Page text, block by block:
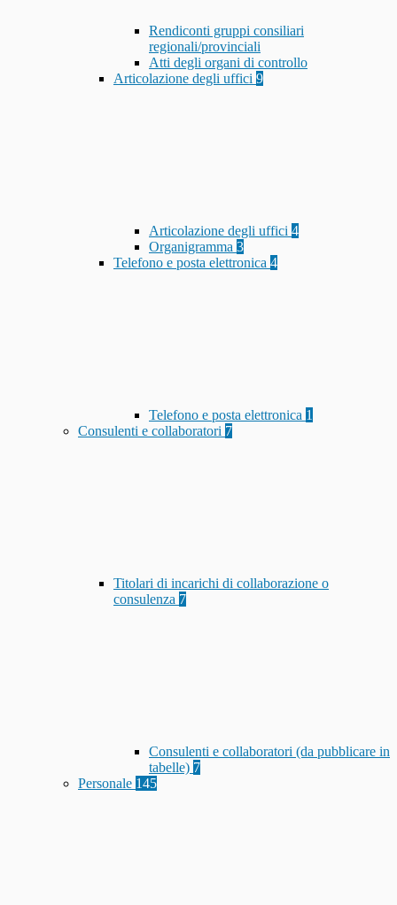
Rendiconti gruppi consiliari
regionali/provinciali
Atti degli organi di controllo
Articolazione degli uffici 9
Articolazione degli uffici 4
Organigramma 3
Telefono e posta elettronica 4
Telefono e posta elettronica 1
Consulenti e collaboratori 7
Titolari di incarichi di collaborazione o
consulenza 7
Consulenti e collaboratori (da pubblicare in
tabelle) 7
Personale 145